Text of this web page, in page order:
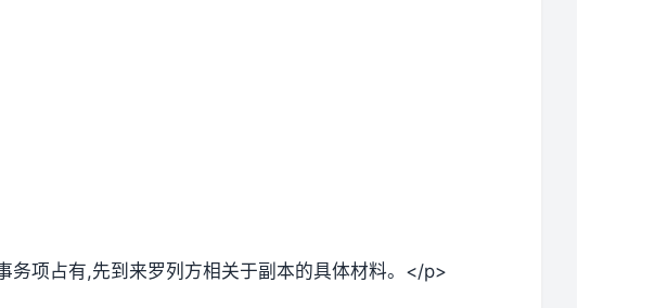
务项占有,先到来罗列方相关于副本的具体材料。</p>